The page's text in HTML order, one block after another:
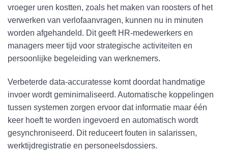
vroeger uren kostten, zoals het maken van roosters of het
verwerken van verlofaanvragen, kunnen nu in minuten
worden afgehandeld. Dit geeft HR-medewerkers en
managers meer tijd voor strategische activiteiten en
persoonlijke begeleiding van werknemers.
Verbeterde data-accuratesse komt doordat handmatige
invoer wordt geminimaliseerd. Automatische koppelingen
tussen systemen zorgen ervoor dat informatie maar één
keer hoeft te worden ingevoerd en automatisch wordt
gesynchroniseerd. Dit reduceert fouten in salarissen,
werktijdregistratie en personeelsdossiers.